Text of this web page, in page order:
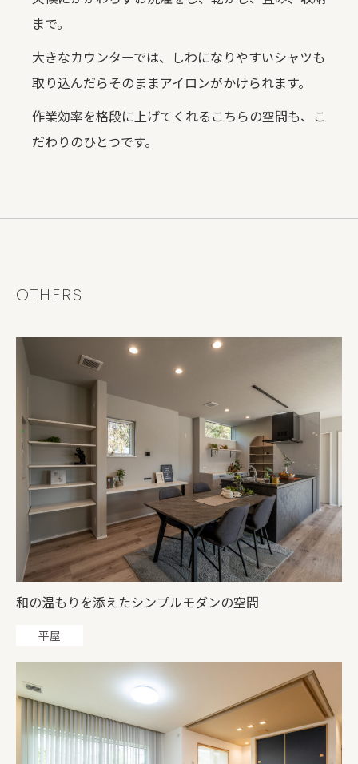
まで。
大きなカウンターでは、しわになりやすいシャツも
取り込んだらそのままアイロンがかけられます。
作業効率を格段に上げてくれるこちらの空間も、こ
だわりのひとつです。
OTHERS
和の温もりを添えたシンプルモダンの空間
平屋